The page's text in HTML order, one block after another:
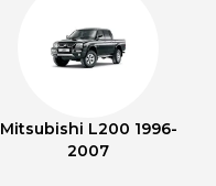
Mitsubishi L200 1996-
2007